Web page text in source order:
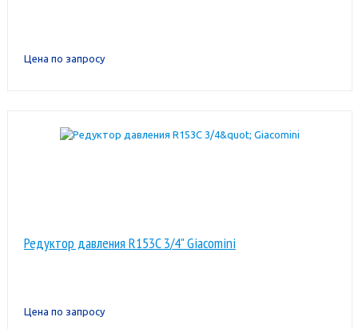
Цена по запросу
Редуктор давления R153C 3/4" Giacomini
Цена по запросу